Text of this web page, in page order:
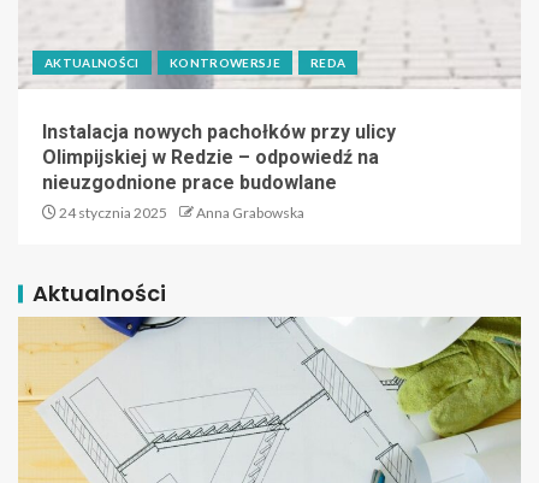
AKTUALNOŚCI KONTROWERSJE REDA
Instalacja nowych pachołków przy ulicy
Olimpijskiej w Redzie – odpowiedź na
nieuzgodnione prace budowlane
24 stycznia 2025 Anna Grabowska
Aktualności